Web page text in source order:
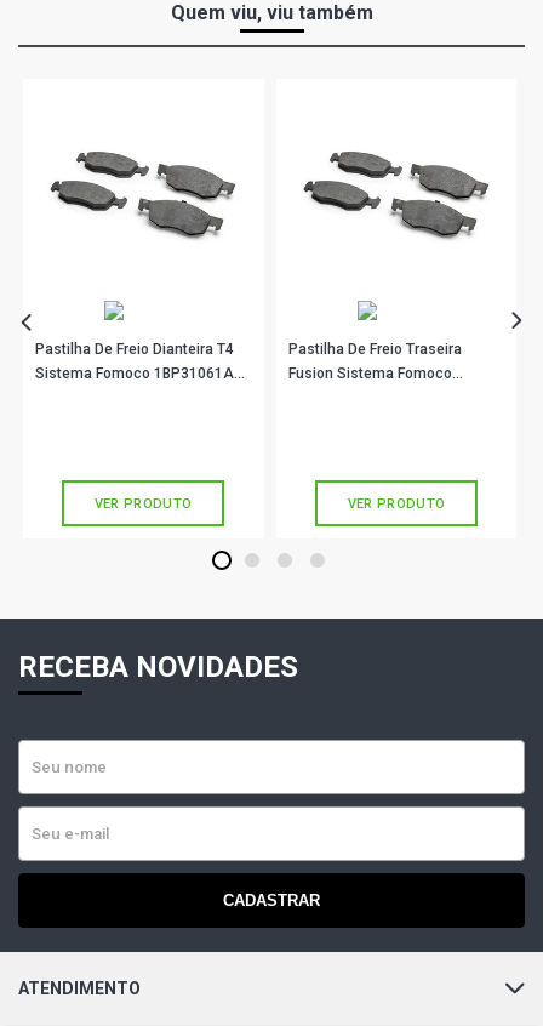
Quem viu, viu também
Pastilha De Freio Dianteira T4
Sistema Fomoco 1BP31061AA
VER PRODUTO
Pastilha De Freio Traseira
Fusion Sistema Fomoco
VER PRODUTO
1 2 3 4
RECEBA NOVIDADES
CADASTRAR
ATENDIMENTO